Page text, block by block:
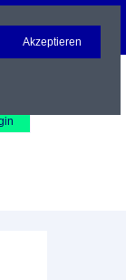
Akzeptieren